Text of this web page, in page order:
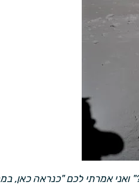
ואני אמרתי לכם "כנראה כאן,